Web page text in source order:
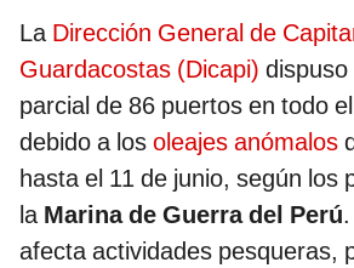
La Dirección General de
Guardacostas (Dicapi)
parcial de 86 puertos en todo
debido a los oleajes anómalos
hasta el 11 de junio, según los
la Marina de Guerra del Perú
afecta actividades pesqueras,